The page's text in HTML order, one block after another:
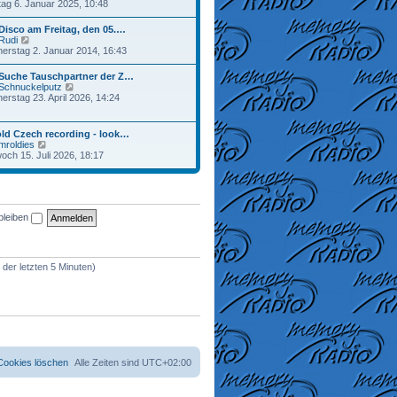
a
g
r
B
e
t
r
a
g
e
e
s
t
e
r
B
e
i
r
a
g
6. Januar 2025, 10:48
am Freitag, den 05.…
Rudi
e
e
s
t
e
B
e
i
t
r
a
2. Januar 2014, 16:43
Tauschpartner der Z…
e
s
t
r
B
t
r
a
23. April 2026, 14:24
Czech recording - look…
e
e
e
r
B
t
r
15. Juli 2026, 18:17
letzten 5 Minuten)
Alle Zeiten sind UTC+02:00
löschen